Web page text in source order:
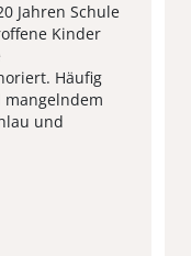
Jahren Schule
Kinder
Häufig
und